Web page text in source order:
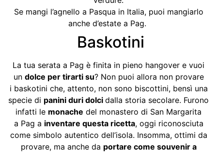
Se mangi l’agnello a Pasqua in Italia, puoi mangiarlo
anche d’estate a Pag.
Baskotini
La tua serata a Pag è finita in pieno hangover e vuoi
un dolce per tirarti su? Non puoi allora non provare
i baskotini che, attento, non sono biscottini, bensì una
specie di panini duri dolci dalla storia secolare. Furono
infatti le monache del monastero di San Margarita
a Pag a inventare questa ricetta, oggi riconosciuta
come simbolo autentico dell’isola. Insomma, ottimi da
provare, ma anche da portare come souvenir a